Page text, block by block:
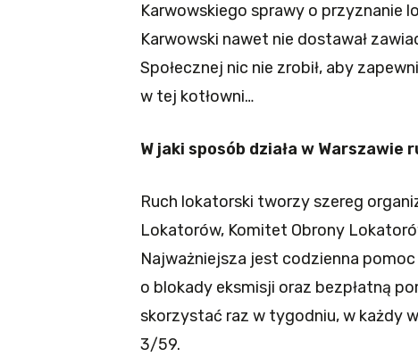
Karwowskiego sprawy o przyznanie
Karwowski nawet nie dostawał
Społecznej nic nie zrobił, aby
w tej kotłowni…
W jaki sposób działa w Warszawie
Ruch lokatorski tworzy szereg
Lokatorów, Komitet Obrony
Najważniejsza jest codzienna
o blokady eksmisji oraz bezpłatną
skorzystać raz w tygodniu, w każdy
3/59.